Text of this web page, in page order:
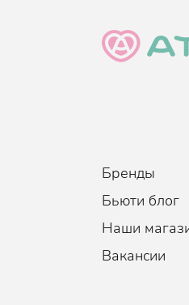
Бренды
Бьюти блог
Наши
Вакансии